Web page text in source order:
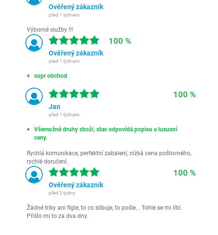
Ověřený zákazník
před 1 týdnem
Výborné služby !!!
100 %
Ověřený zákazník
před 1 týdnem
supr obchod
100 %
Jan
před 1 týdnem
Všemožné druhy zboží, stav odpovídá popisu a luxusní
ceny.
Rychlá komunikace, perfektní zabalení, nízká cena poštovného,
rychlé doručení.
100 %
Ověřený zákazník
před 2 týdny
Žádné triky ani fígle, to co slibuje, to pošle... Tohle se mi líbí.
Přišlo mi to za dva dny.